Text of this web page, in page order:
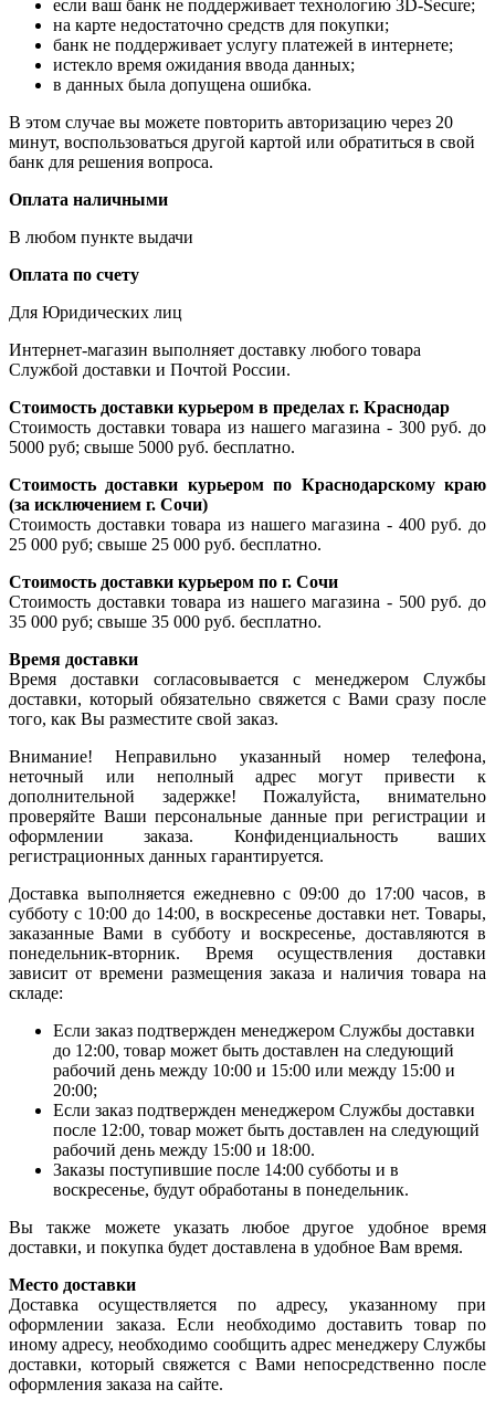
если ваш банк не поддерживает технологию 3D-Secure;
на карте недостаточно средств для покупки;
банк не поддерживает услугу платежей в интернете;
истекло время ожидания ввода данных;
в данных была допущена ошибка.
В этом случае вы можете повторить авторизацию через 20
минут, воспользоваться другой картой или обратиться в свой
банк для решения вопроса.
Оплата наличными
В любом пункте выдачи
Оплата по счету
Для Юридических лиц
Интернет-магазин выполняет доставку любого товара
Службой доставки и Почтой России.
Стоимость доставки курьером в пределах г. Краснодар
Стоимость доставки товара из нашего магазина - 300 руб. до
5000 руб; свыше 5000 руб. бесплатно.
Стоимость доставки курьером по Краснодарскому краю
(за исключением г. Сочи)
Стоимость доставки товара из нашего магазина - 400 руб. до
25 000 руб; свыше 25 000 руб. бесплатно.
Стоимость доставки курьером по г. Сочи
Стоимость доставки товара из нашего магазина - 500 руб. до
35 000 руб; свыше 35 000 руб. бесплатно.
Время доставки
Время доставки согласовывается с менеджером Службы
доставки, который обязательно свяжется с Вами сразу после
того, как Вы разместите свой заказ.
Внимание! Неправильно указанный номер телефона,
неточный или неполный адрес могут привести к
дополнительной задержке! Пожалуйста, внимательно
проверяйте Ваши персональные данные при регистрации и
оформлении заказа. Конфиденциальность ваших
регистрационных данных гарантируется.
Доставка выполняется ежедневно с 09:00 до 17:00 часов, в
субботу с 10:00 до 14:00, в воскресенье доставки нет. Товары,
заказанные Вами в субботу и воскресенье, доставляются в
понедельник-вторник. Время осуществления доставки
зависит от времени размещения заказа и наличия товара на
складе:
Если заказ подтвержден менеджером Службы доставки
до 12:00, товар может быть доставлен на следующий
рабочий день между 10:00 и 15:00 или между 15:00 и
20:00;
Если заказ подтвержден менеджером Службы доставки
после 12:00, товар может быть доставлен на следующий
рабочий день между 15:00 и 18:00.
Заказы поступившие после 14:00 субботы и в
воскресенье, будут обработаны в понедельник.
Вы также можете указать любое другое удобное время
доставки, и покупка будет доставлена в удобное Вам время.
Место доставки
Доставка осуществляется по адресу, указанному при
оформлении заказа. Если необходимо доставить товар по
иному адресу, необходимо сообщить адрес менеджеру Службы
доставки, который свяжется с Вами непосредственно после
оформления заказа на сайте.